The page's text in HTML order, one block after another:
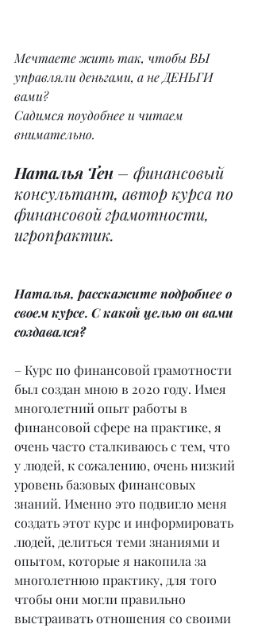
Мечтаете жить так, чтобы ВЫ
управляли деньгами, а не ДЕНЬГИ
вами?
Садимся поудобнее и читаем
внимательно.
Наталья Тен – финансовый
консультант, автор курса по
финансовой грамотности,
игропрактик.
Наталья, расскажите подробнее о
своем курсе. С какой целью он вами
создавался?
– Курс по финансовой грамотности
был создан мною в 2020 году. Имея
многолетний опыт работы в
финансовой сфере на практике, я
очень часто сталкиваюсь с тем, что
у людей, к сожалению, очень низкий
уровень базовых финансовых
знаний. Именно это подвигло меня
создать этот курс и информировать
людей, делиться теми знаниями и
опытом, которые я накопила за
многолетнюю практику, для того
чтобы они могли правильно
выстраивать отношения со своими